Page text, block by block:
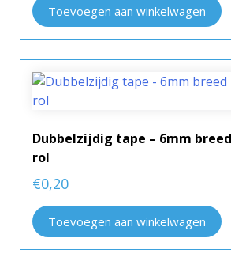
Toevoegen aan winkelwagen
Dubbelzijdig tape – 6mm
rol
€0,20
Toevoegen aan winkelwagen